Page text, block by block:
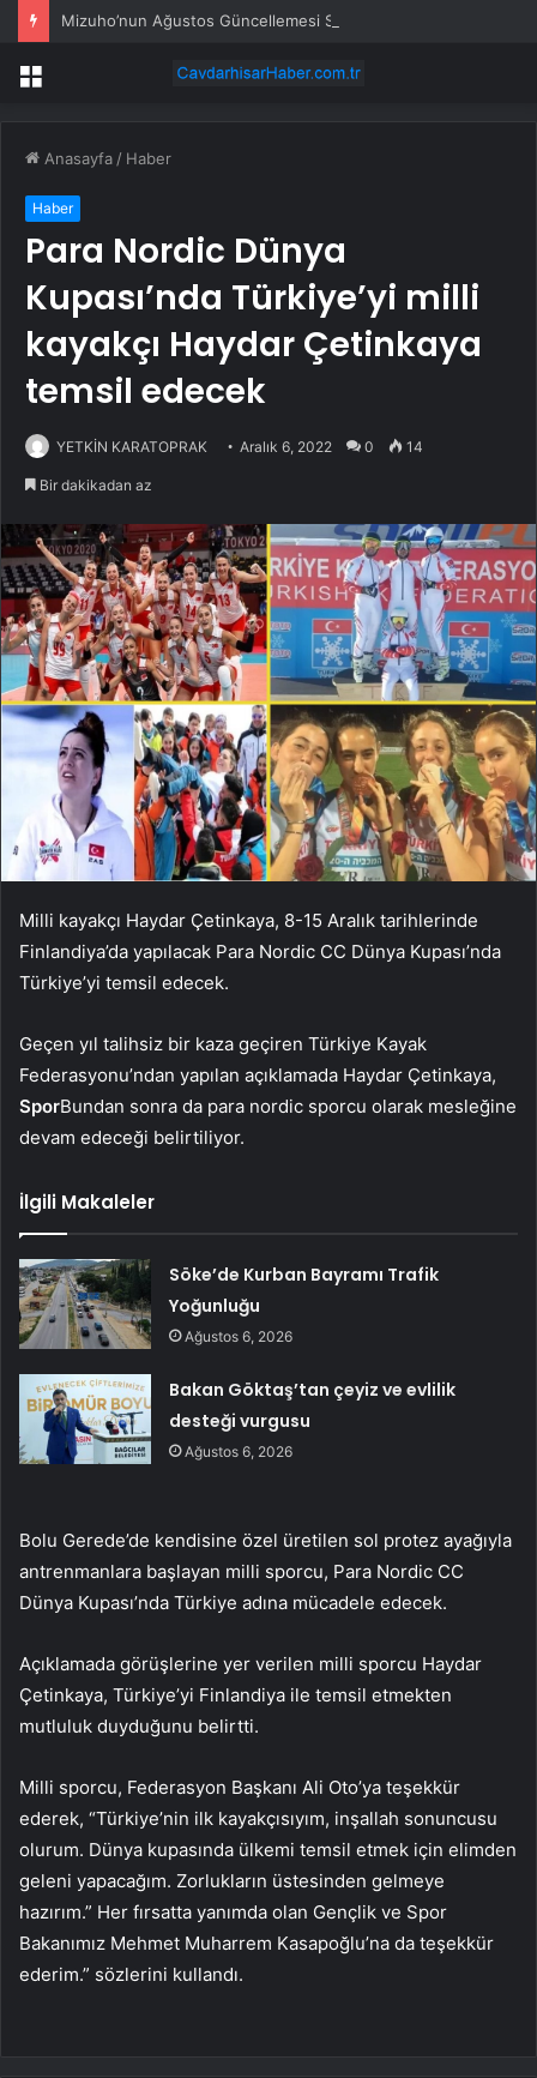
Menü
Anasayfa / Haber
Haber
Para Nordic Dünya
Kupası’nda Türkiye’yi milli
kayakçı Haydar Çetinkaya
temsil edecek
YETKİN KARATOPRAK Aralık 6, 2022 0 14
Bir dakikadan az
Milli kayakçı Haydar Çetinkaya, 8-15 Aralık tarihlerinde
Finlandiya’da yapılacak Para Nordic CC Dünya Kupası’nda
Türkiye’yi temsil edecek.
Geçen yıl talihsiz bir kaza geçiren Türkiye Kayak
Federasyonu’ndan yapılan açıklamada Haydar Çetinkaya,
SporBundan sonra da para nordic sporcu olarak mesleğine
devam edeceği belirtiliyor.
İlgili Makaleler
Söke’de Kurban Bayramı Trafik
Yoğunluğu
Ağustos 6, 2026
Bakan Göktaş’tan çeyiz ve evlilik
desteği vurgusu
Ağustos 6, 2026
Bolu Gerede’de kendisine özel üretilen sol protez ayağıyla
antrenmanlara başlayan milli sporcu, Para Nordic CC
Dünya Kupası’nda Türkiye adına mücadele edecek.
Açıklamada görüşlerine yer verilen milli sporcu Haydar
Çetinkaya, Türkiye’yi Finlandiya ile temsil etmekten
mutluluk duyduğunu belirtti.
Milli sporcu, Federasyon Başkanı Ali Oto’ya teşekkür
ederek, “Türkiye’nin ilk kayakçısıyım, inşallah sonuncusu
olurum. Dünya kupasında ülkemi temsil etmek için elimden
geleni yapacağım. Zorlukların üstesinden gelmeye
hazırım.” Her fırsatta yanımda olan Gençlik ve Spor
Bakanımız Mehmet Muharrem Kasapoğlu’na da teşekkür
ederim.” sözlerini kullandı.